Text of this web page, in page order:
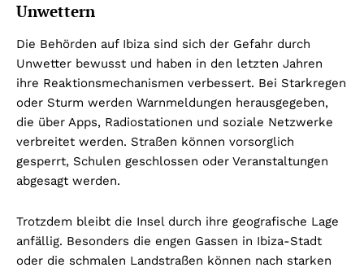
Unwettern
Die Behörden auf Ibiza sind sich der Gefahr durch
Unwetter bewusst und haben in den letzten Jahren
ihre Reaktionsmechanismen verbessert. Bei Starkregen
oder Sturm werden Warnmeldungen herausgegeben,
die über Apps, Radiostationen und soziale Netzwerke
verbreitet werden. Straßen können vorsorglich
gesperrt, Schulen geschlossen oder Veranstaltungen
abgesagt werden.
Trotzdem bleibt die Insel durch ihre geografische Lage
anfällig. Besonders die engen Gassen in Ibiza-Stadt
oder die schmalen Landstraßen können nach starken